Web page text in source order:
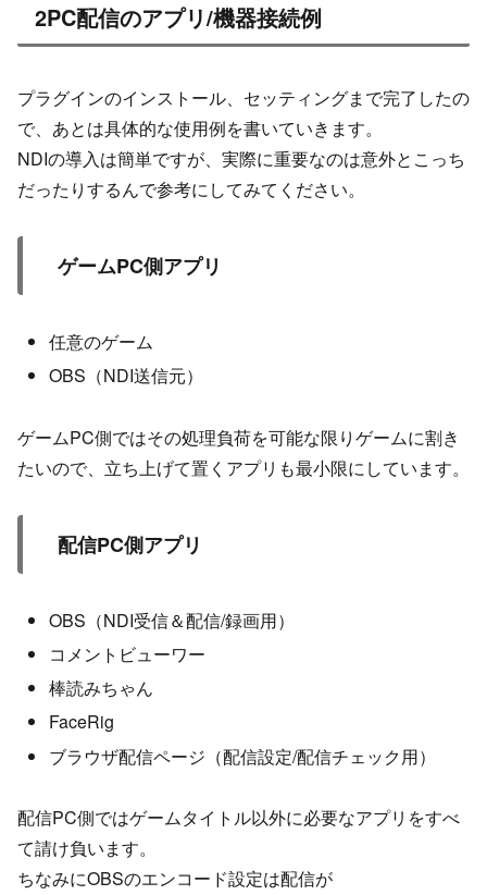
2PC配信のアプリ/機器接続例
プラグインのインストール、セッティングまで完了したの
で、あとは具体的な使用例を書いていきます。
NDIの導入は簡単ですが、実際に重要なのは意外とこっち
だったりするんで参考にしてみてください。
ゲームPC側アプリ
任意のゲーム
OBS（NDI送信元）
ゲームPC側ではその処理負荷を可能な限りゲームに割き
たいので、立ち上げて置くアプリも最小限にしています。
配信PC側アプリ
OBS（NDI受信＆配信/録画用）
コメントビューワー
棒読みちゃん
FaceRig
ブラウザ配信ページ（配信設定/配信チェック用）
配信PC側ではゲームタイトル以外に必要なアプリをすべ
て請け負います。
ちなみにOBSのエンコード設定は配信が